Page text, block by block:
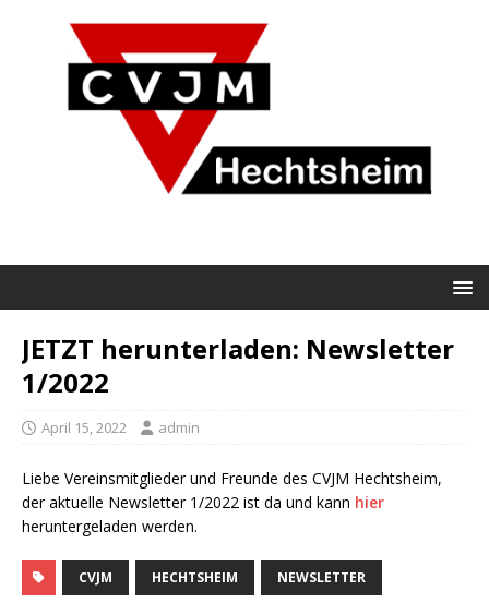
JETZT herunterladen: Newsletter
1/2022
April 15, 2022 admin
Liebe Vereinsmitglieder und Freunde des CVJM Hechtsheim,
der aktuelle Newsletter 1/2022 ist da und kann hier
heruntergeladen werden.
CVJM HECHTSHEIM NEWSLETTER